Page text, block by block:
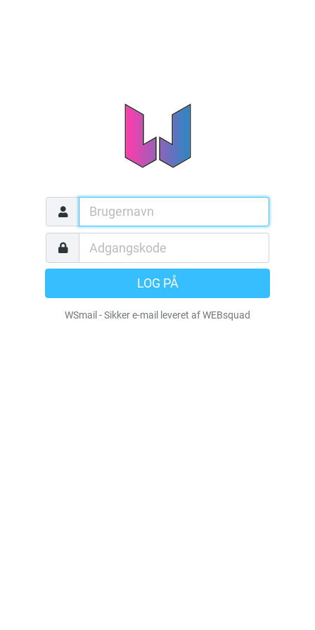
LOG PÅ
WSmail - Sikker e-mail leveret af WEBsquad